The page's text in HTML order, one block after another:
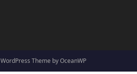
Theme by OceanWP